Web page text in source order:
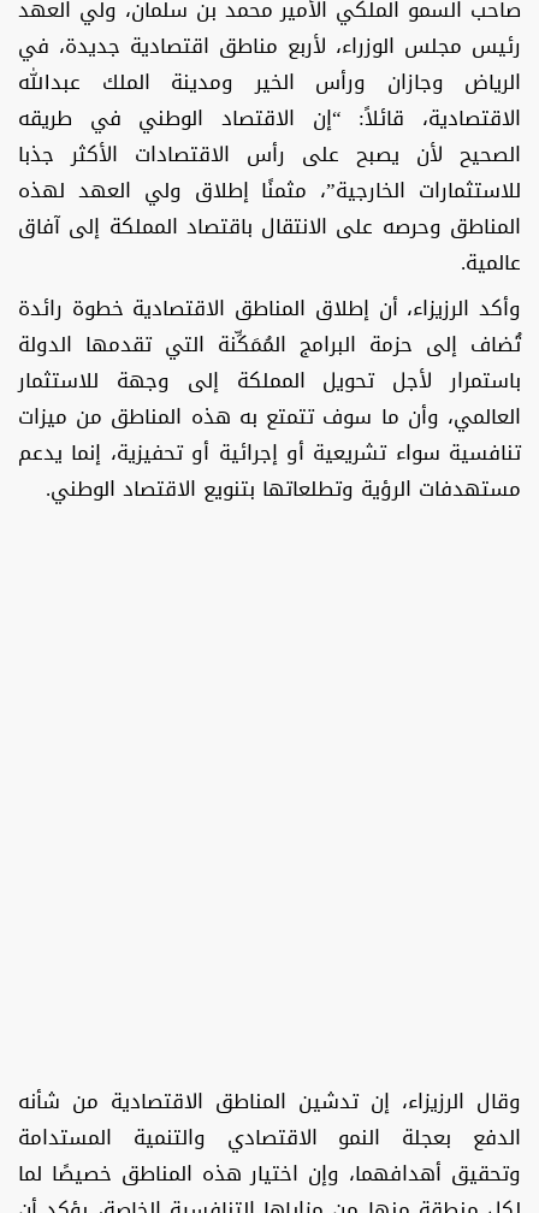
صاحب السمو الملكي الأمير محمد بن سلمان، ولي العهد
رئيس مجلس الوزراء، لأربع مناطق اقتصادية جديدة، في
الرياض وجازان ورأس الخير ومدينة الملك عبدالله
الاقتصادية، قائلاً: “إن الاقتصاد الوطني في طريقه
الصحيح لأن يصبح على رأس الاقتصادات الأكثر جذبا
للاستثمارات الخارجية”، مثمنًا إطلاق ولي العهد لهذه
المناطق وحرصه على الانتقال باقتصاد المملكة إلى آفاق
عالمية.
وأكد الرزيزاء، أن إطلاق المناطق الاقتصادية خطوة رائدة
تُضاف إلى حزمة البرامج المُمَكِّنة التي تقدمها الدولة
باستمرار لأجل تحويل المملكة إلى وجهة للاستثمار
العالمي، وأن ما سوف تتمتع به هذه المناطق من ميزات
تنافسية سواء تشريعية أو إجرائية أو تحفيزية، إنما يدعم
مستهدفات الرؤية وتطلعاتها بتنويع الاقتصاد الوطني.
وقال الرزيزاء، إن تدشين المناطق الاقتصادية من شأنه
الدفع بعجلة النمو الاقتصادي والتنمية المستدامة
وتحقيق أهدافهما، وإن اختيار هذه المناطق خصيصًا لما